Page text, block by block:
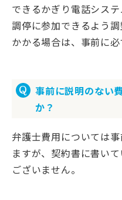
できるかぎり電話シス
調停に参加できるよう
かかる場合は、事前に必
事前に説明のない
か？
弁護士費用については
ますが、契約書に書い
ございません。